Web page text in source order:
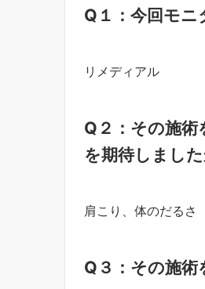
Q１：今回モニ
リメディアル
Q２：その施
を期待しまし
肩こり、体のだるさ
Q３：その施術